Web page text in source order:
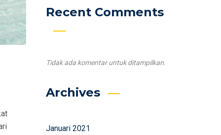
Recent Comments
Tidak ada komentar untuk ditampilkan.
Archives
Januari 2021